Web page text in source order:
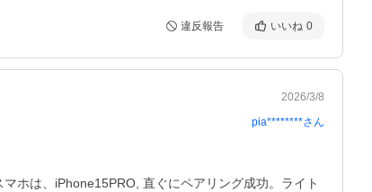
違反報告 いいね 0
2026/3/8
pia********さん
ホは、iPhone15PRO, 直ぐにペアリング成功。ライト